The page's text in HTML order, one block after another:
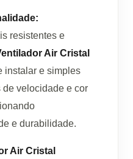
resistentes e
Air Cristal
instalar e simples
de velocidade e cor
e durabilidade.
Air Cristal